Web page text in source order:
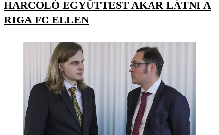
HARCOLÓ EGYÜTTEST AKAR LÁTNI A
RIGA FC ELLEN